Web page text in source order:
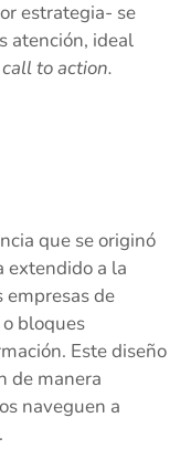
estrategia- se
atención, ideal
call to action.
que se originó
extendido a la
empresas de
bloques
Este diseño
de manera
naveguen a